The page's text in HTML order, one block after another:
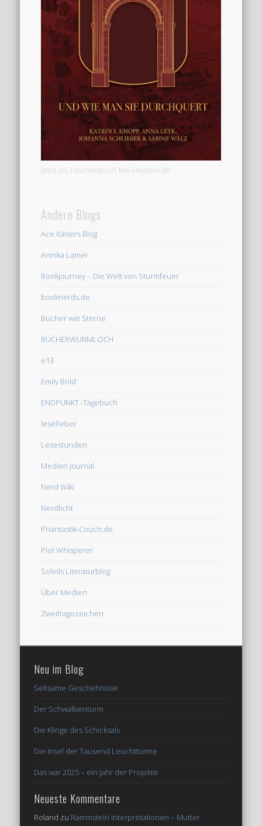
Jetzt als Taschenbuch bei amazon.de
Andere Blogs
Ace Kaisers Blog
Annika Lamer
Bookjourney – Die Welt von Sturmfeuer
booknerds.de
Bücher wie Sterne
BÜCHERWURMLOCH
e13
Emily Bold
ENDPUNKT -Tagebuch
lesefieber
Lesestunden
Medien Journal
Nerd Wiki
Nerdlicht
Phantastik-Couch.de
Plot Whisperer
Soleils Literaturblog
Über Medien
Zweifragezeichen
Neu im Blog
Seltsame Geschehnisse
Der Schwalbenturm
Die Klinge des Schicksals
Die Insel der Tausend Leuchttürme
Das war 2025 – ein Jahr der Projekte
Neueste Kommentare
Roland zu Rammstein Interpretationen – Mutter